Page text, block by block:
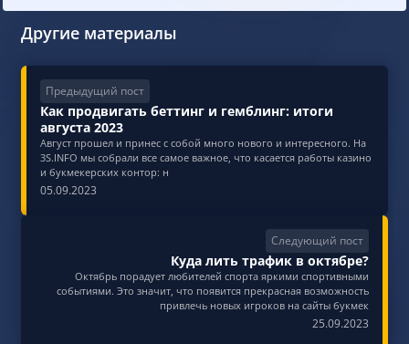
Другие материалы
Предыдущий пост
Как продвигать беттинг и гемблинг: итоги
августа 2023
Август прошел и принес с собой много нового и интересного. На
3S.INFO мы собрали все самое важное, что касается работы казино
и букмекерских контор: н
05.09.2023
Следующий пост
Куда лить трафик в октябре?
Октябрь порадует любителей спорта яркими спортивными
событиями. Это значит, что появится прекрасная возможность
привлечь новых игроков на сайты букмек
25.09.2023